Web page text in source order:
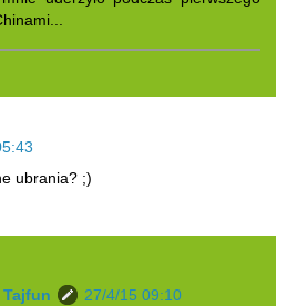
ubrania? ;)
Tajfun
27/4/15 09:10